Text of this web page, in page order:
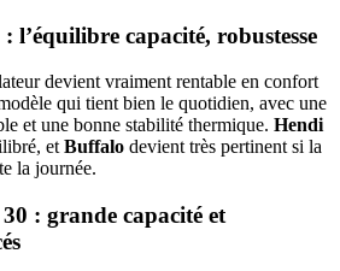
l’équilibre capacité, robustesse
devient vraiment rentable en confort
qui tient bien le quotidien, avec une
et une bonne stabilité thermique. Hendi
et Buffalo devient très pertinent si la
la journée.
: grande capacité et